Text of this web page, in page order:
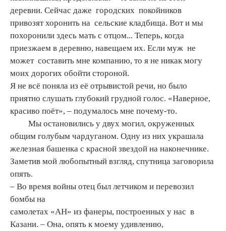
деревни. Сейчас даже городских покойников
привозят хоронить на сельские кладбища. Вот и мы
похоронили здесь мать с отцом... Теперь, когда
приезжаем в деревню, навещаем их. Если муж не
может составить мне компанию, то я не никак могу
моих дорогих обойти стороной.
Я не всё поняла из её отрывистой речи, но было
приятно слушать глубокий грудной голос. «Наверное,
красиво поёт», – подумалось мне почему-то.
Мы остановились у двух могил, окруженных
общим голубым чардуганом. Одну из них украшала
железная башенка с красной звездой на наконечнике.
Заметив мой любопытный взгляд, спутница заговорила
опять.
– Во время войны отец был летчиком и перевозил
бомбы на
самолетах «АН» из фанеры, построенных у нас в
Казани. – Она, опять к моему удивлению,